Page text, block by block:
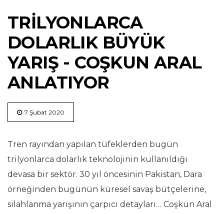
TRILYONLARCA
DOLARLIK BÜYÜK
YARIŞ - COŞKUN ARAL
ANLATIYOR
7 Şubat 2020
Tren rayından yapılan tüfeklerden bugün
trilyonlarca dolarlık teknolojinin kullanıldığı
devasa bir sektör. 30 yıl öncesinin Pakistan, Dara
örneğinden bugünün küresel savaş bütçelerine,
silahlanma yarışının çarpıcı detayları… Coşkun Aral